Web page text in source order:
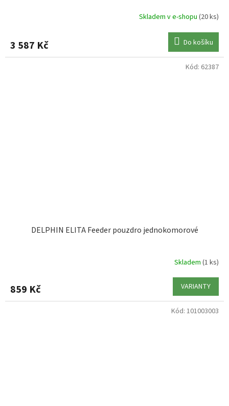
Skladem v e-shopu (20 ks)
3 587 Kč Do košíku
DELPHIN ELITA Feeder pouzdro jednokomorové
Skladem (1 ks)
859 Kč VARIANTY
Kód: 62387
Kód: 101003003